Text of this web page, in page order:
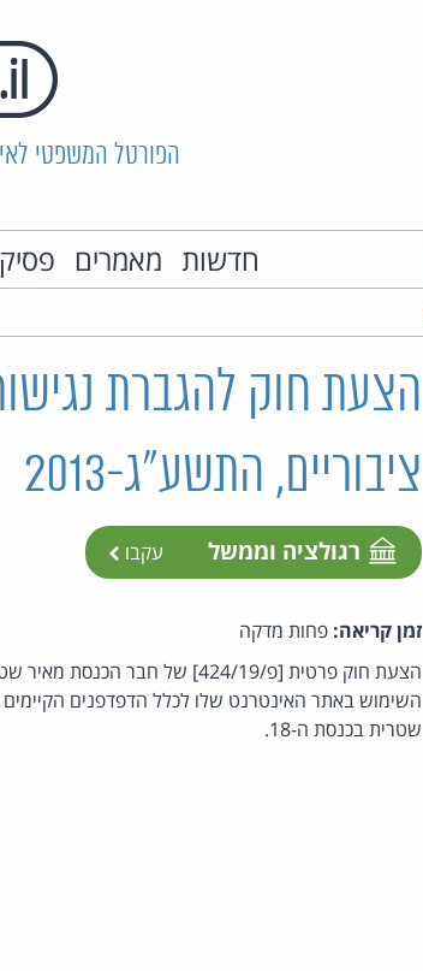
הפורטל המשפטי
חדשות מאמרים
הצעת חוק להגברת
ציבוריים, התשע"ג-2013
רגולציה וממשל עקבו
זמן קריאה: פחות מדקה
הצעת חוק פרטית [פ/424/19] של
השימוש באתר האינטרנט שלו לכלל הדפדפנים
שטרית בכנסת ה-18.